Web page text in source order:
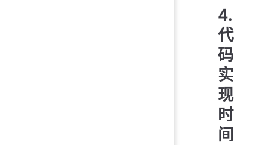
4.
代
码
实
现
时
间